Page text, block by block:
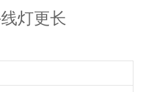
灯更长